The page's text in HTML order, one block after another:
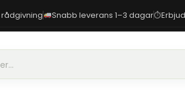
rådgivning Snabb leverans 1–3 dagar⏱